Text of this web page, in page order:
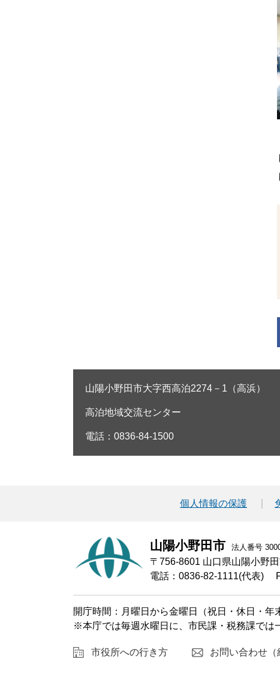
山陽小野田市大字西高泊2274－1（高浜）
高泊地域交流センター
電話：0836-84-1500
個人情報の保護
山陽小野田市 法人番号
〒756-8601 山口県山陽小野
電話：0836-82-1111(代表)
開庁時間：月曜日から金曜日（祝日・休日・
※本庁では毎週水曜日に、市民課・税務課では
市役所への行き方 お問い合わせ（